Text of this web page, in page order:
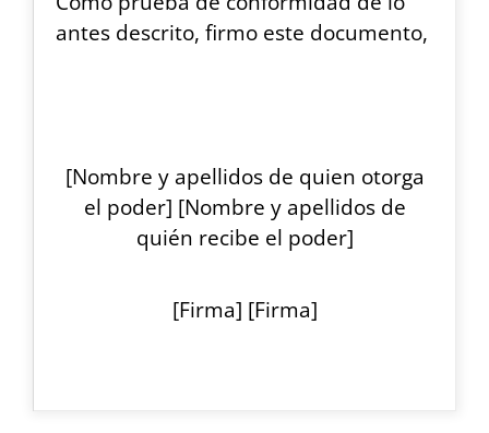
antes descrito, firmo este documento,
[Nombre y apellidos de quien otorga
el poder] [Nombre y apellidos de
quién recibe el poder]
[Firma] [Firma]